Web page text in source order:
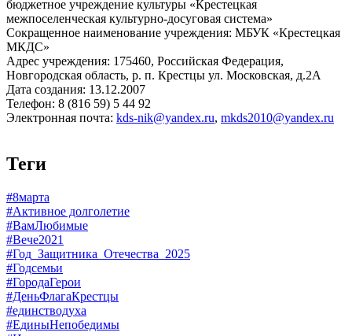
бюджетное учреждение культуры «Крестецкая
межпоселенческая культурно-досуговая система»
Сокращенное наименование учреждения: МБУК «Крестецкая
МКДС»
Адрес учреждения: 175460, Российская Федерация,
Новгородская область, р. п. Крестцы ул. Московская, д.2А
Дата создания: 13.12.2007
Телефон: 8 (816 59) 5 44 92
Электронная почта: kds-nik@yandex.ru, mkds2010@yandex.ru
Теги
#8марта
#Активное долголетие
#ВамЛюбимые
#Вече2021
#Год_Защитника_Отечества_2025
#Годсемьи
#ГородаГерои
#ДеньФлагаКрестцы
#единстводуха
#ЕдиныНепобедимы